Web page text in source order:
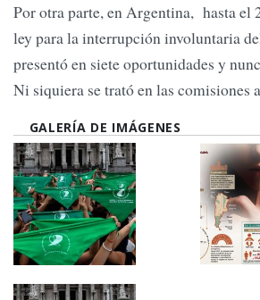
Por otra parte, en Argentina, hasta el
ley para la interrupción involuntaria
presentó en siete oportunidades y
Ni siquiera se trató en las comisiones
GALERÍA DE IMÁGENES